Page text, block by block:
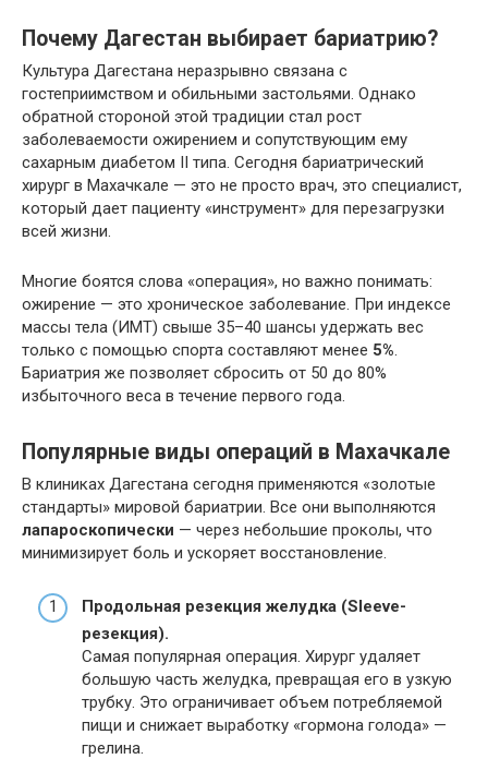
Почему Дагестан выбирает бариатрию?
Культура Дагестана неразрывно связана с
гостеприимством и обильными застольями. Однако
обратной стороной этой традиции стал рост
заболеваемости ожирением и сопутствующим ему
сахарным диабетом II типа. Сегодня бариатрический
хирург в Махачкале — это не просто врач, это специалист,
который дает пациенту «инструмент» для перезагрузки
всей жизни.
Многие боятся слова «операция», но важно понимать:
ожирение — это хроническое заболевание. При индексе
массы тела (ИМТ) свыше 35–40 шансы удержать вес
только с помощью спорта составляют менее 5%.
Бариатрия же позволяет сбросить от 50 до 80%
избыточного веса в течение первого года.
Популярные виды операций в Махачкале
В клиниках Дагестана сегодня применяются «золотые
стандарты» мировой бариатрии. Все они выполняются
лапароскопически — через небольшие проколы, что
минимизирует боль и ускоряет восстановление.
Продольная резекция желудка (Sleeve-
резекция).
Самая популярная операция. Хирург удаляет
большую часть желудка, превращая его в узкую
трубку. Это ограничивает объем потребляемой
пищи и снижает выработку «гормона голода» —
грелина.